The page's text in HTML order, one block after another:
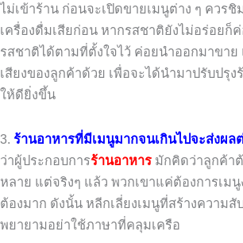
ไม่เข้าร้าน ก่อนจะเปิดขายเมนูต่าง ๆ ควร
เครื่องดื่มเสียก่อน หากรสชาติยังไม่อร่อยก็
รสชาติได้ตามที่ตั้งใจไว้ ค่อยนำออกมาขา
เสียงของลูกค้าด้วย เพื่อจะได้นำมาปรับปรุ
ให้ดียิ่งขึ้น
3. ร้านอาหารที่มีเมนูมากจนเกินไปจะส่งผล
ว่าผู้ประกอบการร้านอาหาร มักคิดว่าลูกค้า
หลาย แต่จริงๆ แล้ว พวกเขาแค่ต้องการเมนู
ต้องมาก ดังนั้น หลีกเลี่ยงเมนูที่สร้างความ
พยายามอย่าใช้ภาษาที่คลุมเครือ